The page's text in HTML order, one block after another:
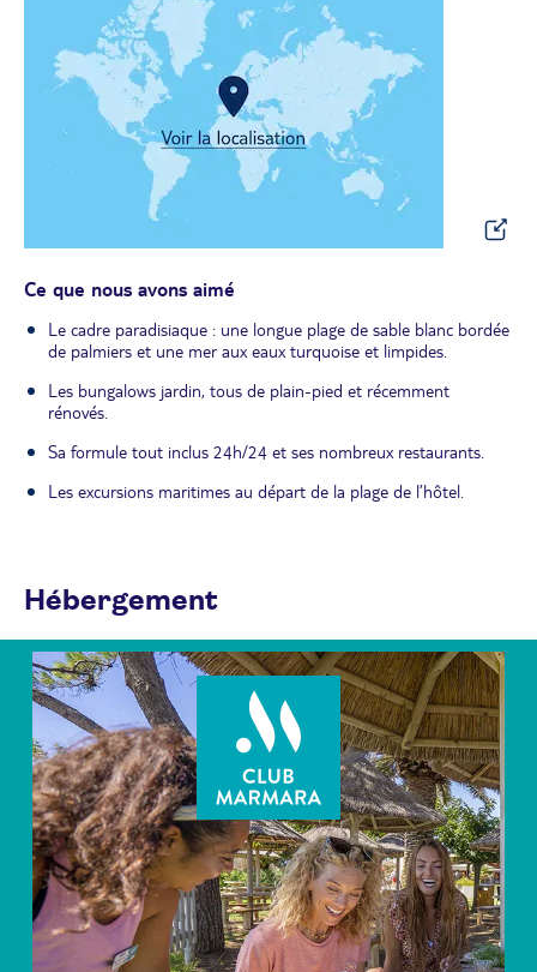
Ce que nous avons aimé
Le cadre paradisiaque : une longue plage de sable blanc bordée
de palmiers et une mer aux eaux turquoise et limpides.
Les bungalows jardin, tous de plain-pied et récemment
rénovés.
Sa formule tout inclus 24h/24 et ses nombreux restaurants.
Les excursions maritimes au départ de la plage de l’hôtel.
Hébergement